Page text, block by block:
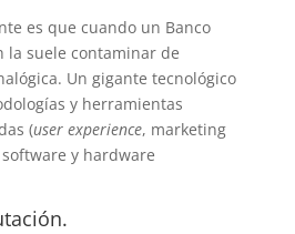
es que cuando un Banco
la suele contaminar de
Un gigante tecnológico
y herramientas
(user experience, marketing
y hardware